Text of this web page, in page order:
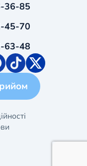
36-85
45-70
63-48